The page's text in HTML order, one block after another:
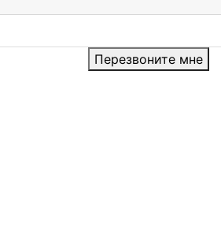
Перезвоните мне